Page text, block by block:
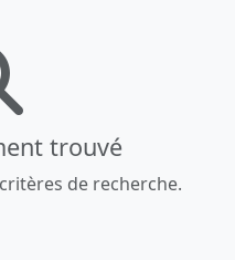
trouvé
de recherche.